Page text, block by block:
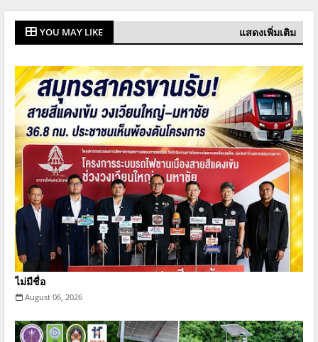
YOU MAY LIKE แสดงเพิ่มเติม
ไม่มีชื่อ
August 06, 2026